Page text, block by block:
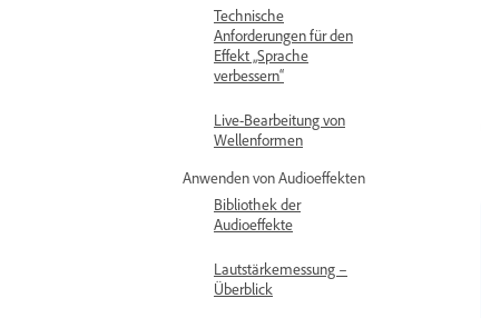
Technische
Anforderungen für den
Effekt „Sprache
verbessern“
Live-Bearbeitung von
Wellenformen
Anwenden von Audioeffekten
Bibliothek der
Audioeffekte
Lautstärkemessung –
Überblick